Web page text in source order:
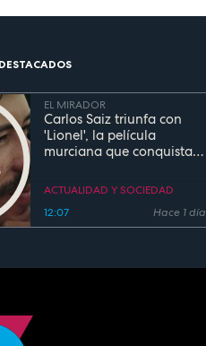
EL MIRADOR
Carlos Saiz triunfa con
'Lionel', la película
murciana que conquista
estreno
ACTUALIDAD Y SOCIEDAD
12:07
Hace 1 día